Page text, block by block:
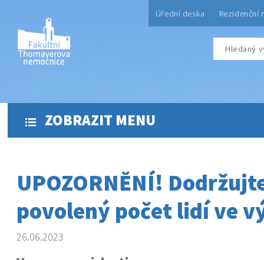
Úřední deska Rezidenční
ZOBRAZIT MENU
UPOZORNĚNÍ!
povolený počet lidí ve
26.06.2023